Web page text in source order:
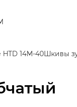
14M-40Шкивы